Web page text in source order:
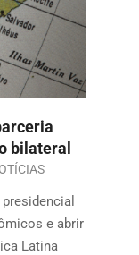
bilateral
e abrir
Latina